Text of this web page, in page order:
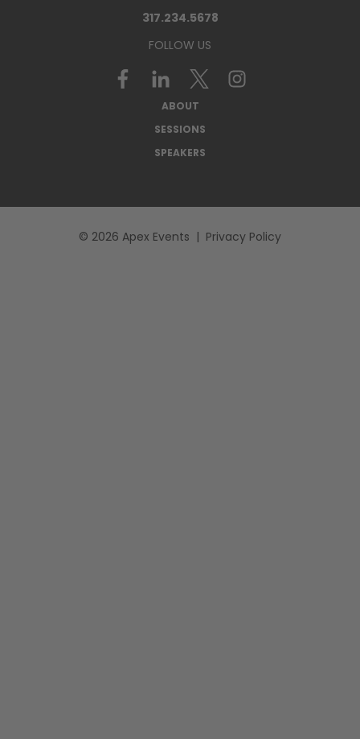
317.234.5678
FOLLOW US
Follow
us
on
ABOUT
SESSIONS
SPEAKERS
© 2026 Apex Events | Privacy Policy